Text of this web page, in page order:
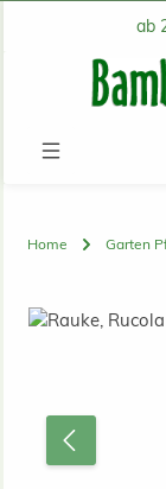
Zum Hauptinhaltab
Home Garten
Bildergalerie